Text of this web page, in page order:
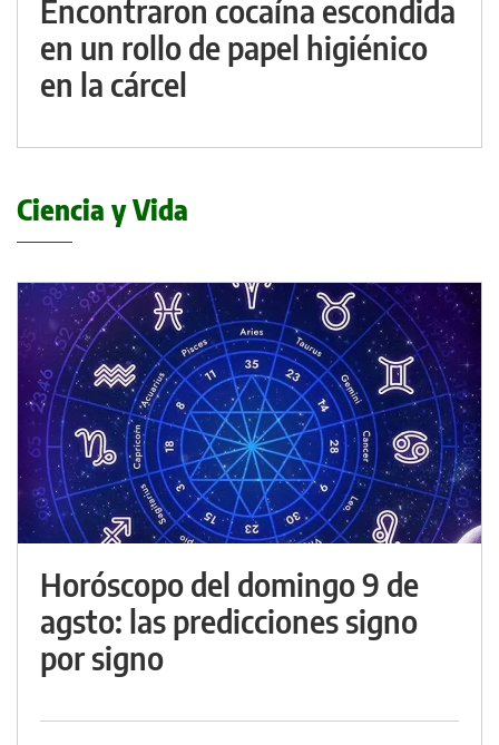
Encontraron cocaína escondida
en un rollo de papel higiénico
en la cárcel
Ciencia y Vida
Horóscopo del domingo 9 de
agsto: las predicciones signo
por signo